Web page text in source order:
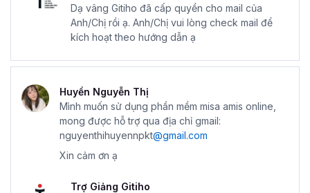
Dạ vâng Gitiho đã cấp quyền cho mail của
Anh/Chị rồi ạ. Anh/Chị vui lòng check mail để
kích hoạt theo hướng dẫn ạ
Huyền Nguyễn Thị
Mình muốn sử dụng phần mềm misa amis online,
mong được hỗ trợ qua địa chỉ gmail:
nguyenthihuyennpkt@gmail.com
Xin cảm ơn ạ
Trợ Giảng Gitiho